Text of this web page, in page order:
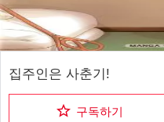
집주인은 사춘기!
구독하기